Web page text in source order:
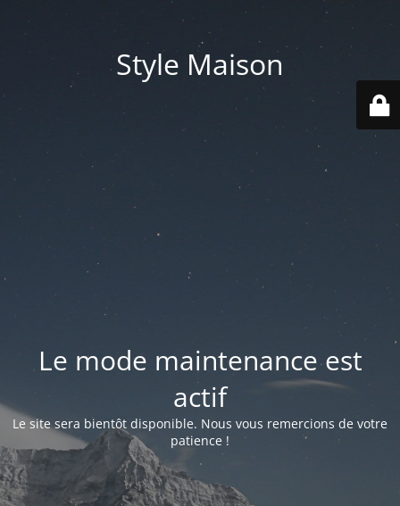
Style Maison
Le mode maintenance est
actif
Le site sera bientôt disponible. Nous vous remercions de votre
patience !